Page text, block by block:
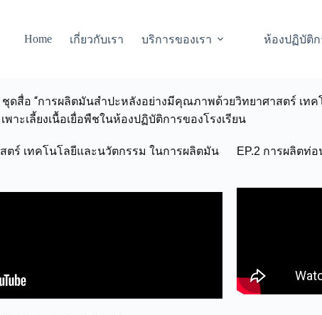
Home เกี่ยวกับเรา บริการของเรา ห้องปฏิบัติก
ชุดสื่อ “การผลิตมันสำปะหลังอย่างมีคุณภาพด้วยวิทยาศาสตร์ เท
าะเลี้ยงเนื้อเยื่อพืชในห้องปฏิบัติการของโรงเรียน
ตร์ เทคโนโลยีและนวัตกรรม ในการผลิตมัน
EP.2 การผลิตท่